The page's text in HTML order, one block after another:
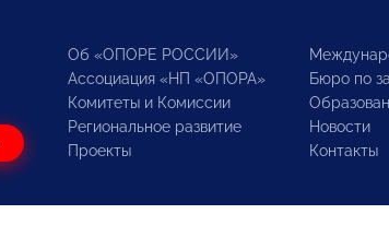
Об «ОПОРЕ РОССИИ»
Ассоциация «НП «ОПОРА»
Комитеты и Комиссии
Региональное развитие
Проекты
Бюро по
Новости
Контакты